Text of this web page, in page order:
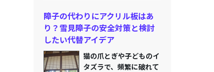
障子の代わりにアクリル板はあ
り？雪見障子の安全対策と検討
したい代替アイデア
猫の爪とぎや子どものイ
タズラで、頻繁に破れて